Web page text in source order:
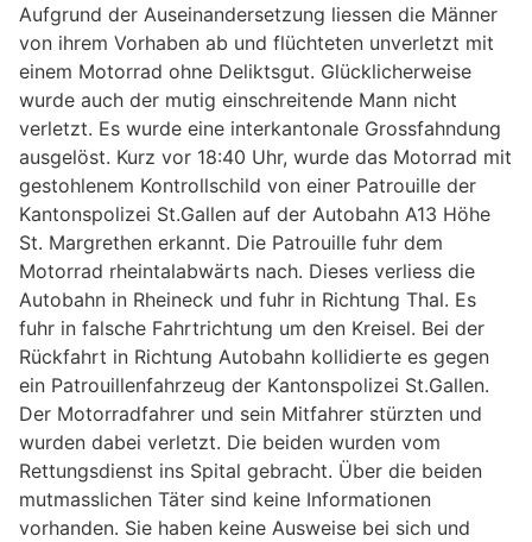
Aufgrund der Auseinandersetzung liessen die Männer
von ihrem Vorhaben ab und flüchteten unverletzt mit
einem Motorrad ohne Deliktsgut. Glücklicherweise
wurde auch der mutig einschreitende Mann nicht
verletzt. Es wurde eine interkantonale Grossfahndung
ausgelöst. Kurz vor 18:40 Uhr, wurde das Motorrad mit
gestohlenem Kontrollschild von einer Patrouille der
Kantonspolizei St.Gallen auf der Autobahn A13 Höhe
St. Margrethen erkannt. Die Patrouille fuhr dem
Motorrad rheintalabwärts nach. Dieses verliess die
Autobahn in Rheineck und fuhr in Richtung Thal. Es
fuhr in falsche Fahrtrichtung um den Kreisel. Bei der
Rückfahrt in Richtung Autobahn kollidierte es gegen
ein Patrouillenfahrzeug der Kantonspolizei St.Gallen.
Der Motorradfahrer und sein Mitfahrer stürzten und
wurden dabei verletzt. Die beiden wurden vom
Rettungsdienst ins Spital gebracht. Über die beiden
mutmasslichen Täter sind keine Informationen
vorhanden. Sie haben keine Ausweise bei sich und